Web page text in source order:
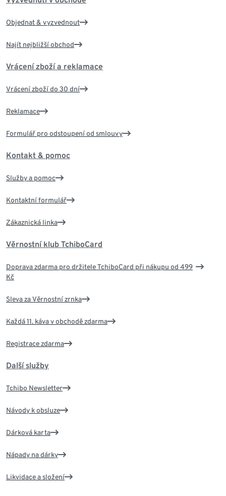
Objednat & vyzvednout
Najít nejbližší obchod
Vrácení zboží a reklamace
Vrácení zboží do 30 dní
Reklamace
Formulář pro odstoupení od smlouvy
Kontakt & pomoc
Služby a pomoc
Kontaktní formulář
Zákaznická linka
Věrnostní klub TchiboCard
Doprava zdarma pro držitele TchiboCard při nákupu od 499
Kč
Sleva za Věrnostní zrnka
Každá 11. káva v obchodě zdarma
Registrace zdarma
Další služby
Tchibo Newsletter
Návody k obsluze
Dárková karta
Nápady na dárky
Likvidace a složení